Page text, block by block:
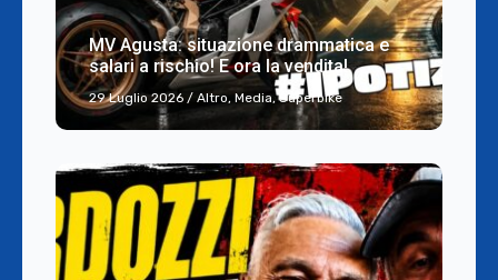
MV Agusta: situazione drammatica e
salari a rischio! E ora la vendita!
29 Luglio 2026 / Altro, Media,Superbike